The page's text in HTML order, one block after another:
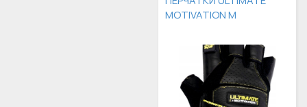
MOTIVATION М